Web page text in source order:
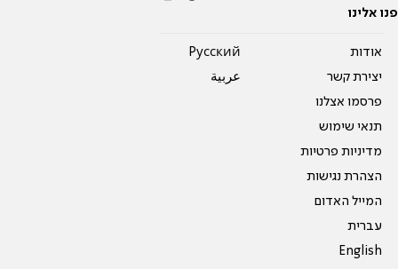
פנו אלינו
אודות
יצירת קשר
פרסמו אצלנו
תנאי שימוש
מדיניות פרטיות
הצהרת נגישות
המייל האדום
עברית
English
Pусский
عربية